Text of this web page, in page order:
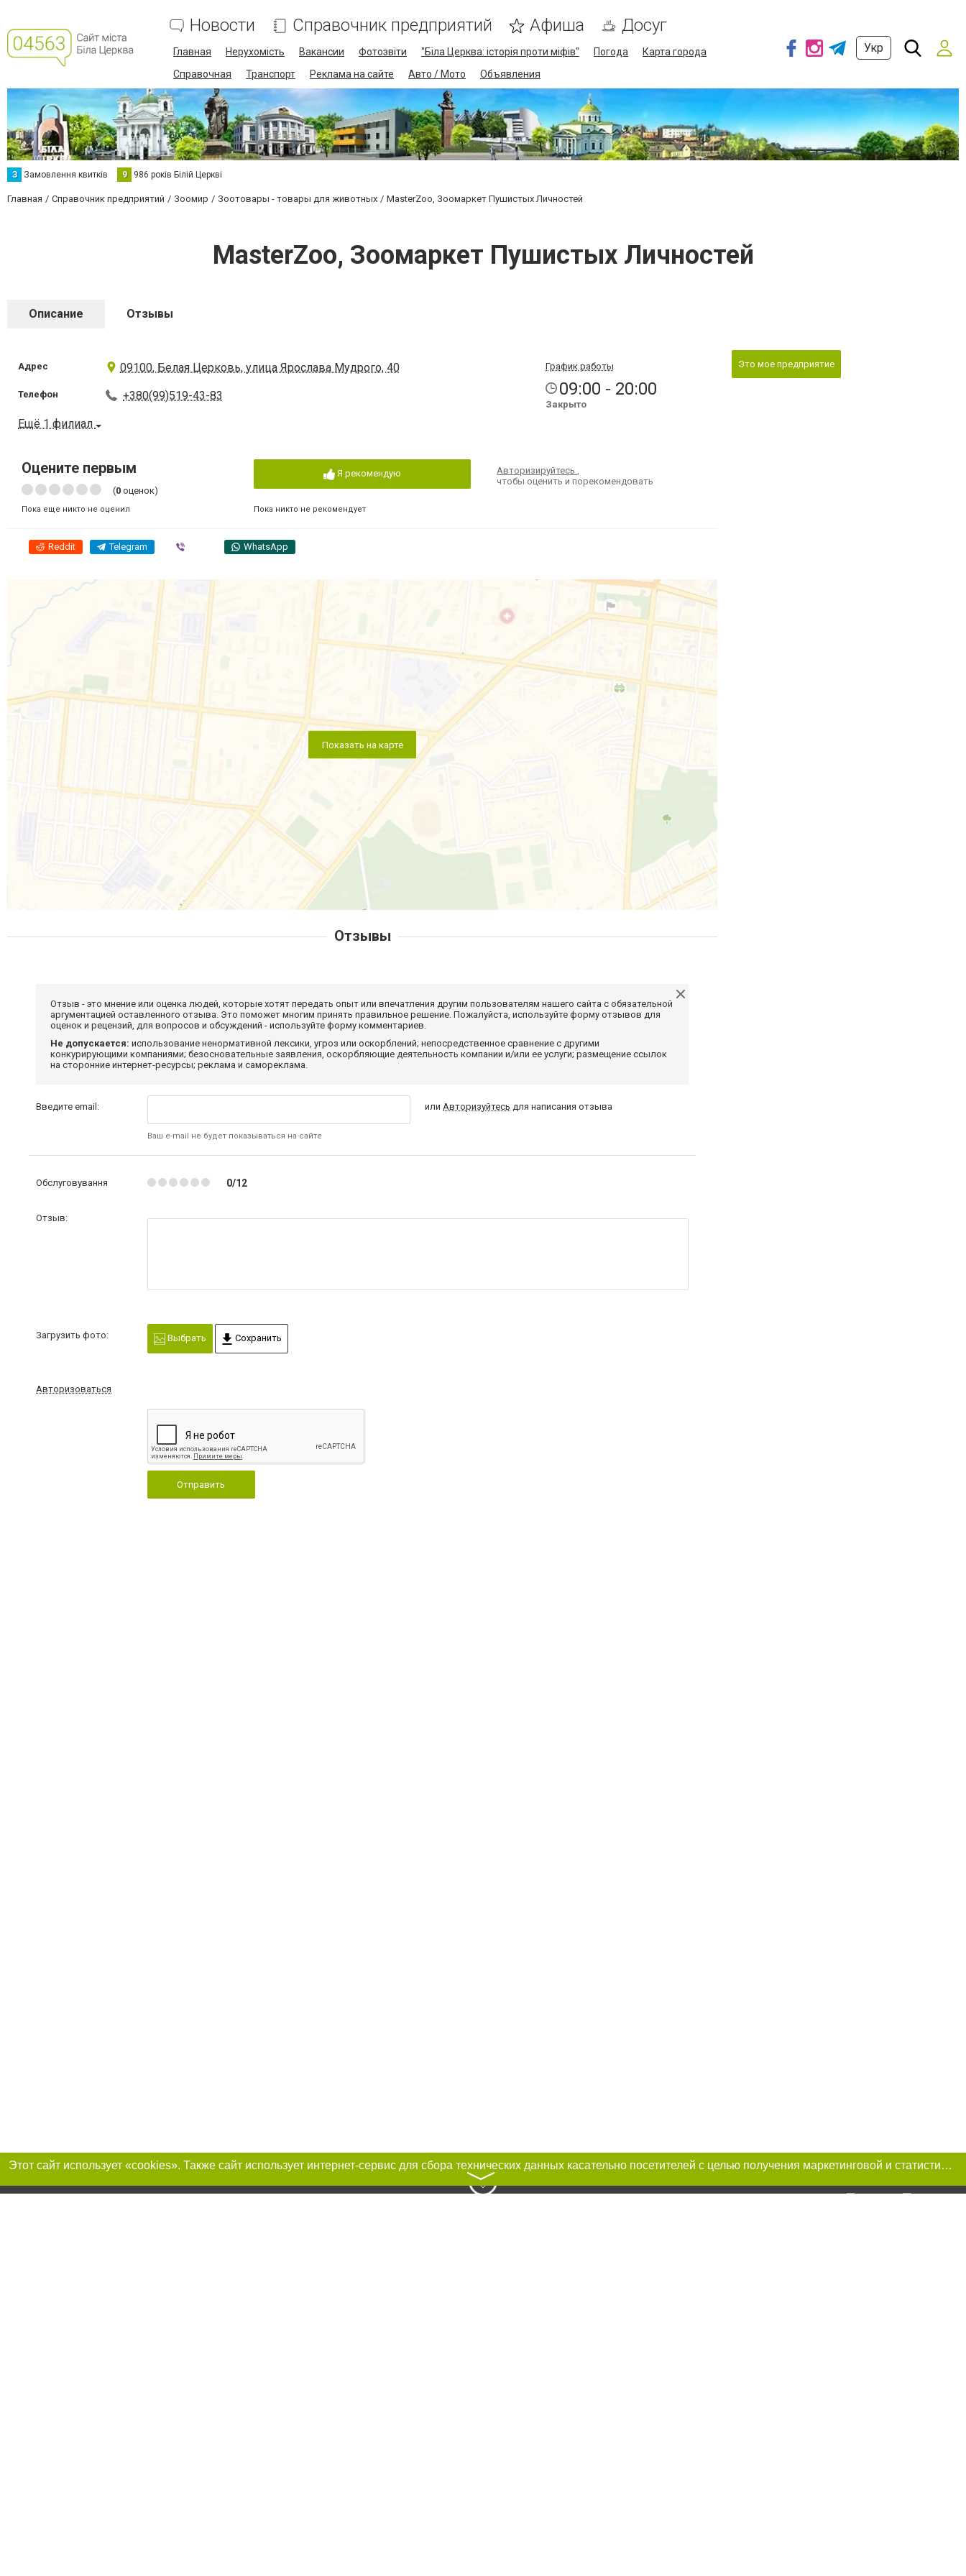
Новости Справочник предприятий Афиша Досуг
Главная Нерухомість Вакансии Фотозвіти "Біла Церква: історія проти міфів" Погода
Карта города
Справочная
Транспорт Реклама на сайте Авто / Мото Объявления
Укр
З Замовлення квитків 9 986 років Білій Церкві
Главная Справочник предприятий Зоомир Зоотовары - товары для животных MasterZoo, Зоомаркет Пушистых Личностей
MasterZoo, Зоомаркет Пушистых Личностей
Описание Отзывы
Адрес 09100, Белая Церковь, улица Ярослава Мудрого, 40
Телефон +380(99)519-43-83
График работы
09:00 - 20:00
Закрыто
Ещё 1 филиал
Оцените первым
(0 оценок)
Пока еще никто не оценил
Я рекомендую
Пока никто не рекомендует
Авторизируйтесь,
чтобы оценить и порекомендовать
Reddit Telegram WhatsApp
Показать на карте
Это мое предприятие
Отзывы
Отзыв - это мнение или оценка людей, которые хотят передать опыт или впечатления другим пользователям нашего сайта с обязательной
аргументацией оставленного отзыва. Это поможет многим принять правильное решение. Пожалуйста, используйте форму отзывов для
оценок и рецензий, для вопросов и обсуждений - используйте форму комментариев.
Не допускается: использование ненормативной лексики, угроз или оскорблений; непосредственное сравнение с другими
конкурирующими компаниями; безосновательные заявления, оскорбляющие деятельность компании и/или ее услуги; размещение ссылок
на сторонние интернет-ресурсы; реклама и самореклама.
Введите email:
Ваш e-mail не будет показываться на сайте
илиАвторизуйтесь для написания отзыва
Обслуговування 0/12
Отзыв:
Загрузить фото: Выбрать Сохранить
Авторизоваться
Отправить
Этот сайт использует «cookies». Также сайт использует интернет-сервис для сбора технических данных касательно посетителей с целью получения маркетинговой и статистической информации. Условия обработки данных посетителей сайта см.
〉